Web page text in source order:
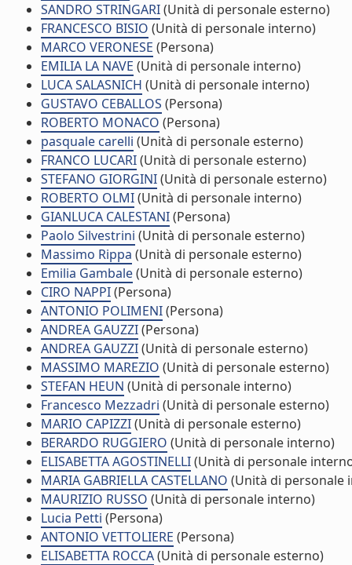
SANDRO STRINGARI(Unità di personale esterno)
FRANCESCO BISIO (Unità di personale interno)
MARCO VERONESE (Persona)
EMILIA LA NAVE (Unità di personale interno)
LUCA SALASNICH (Unità di personale interno)
GUSTAVO CEBALLOS (Persona)
ROBERTO MONACO (Persona)
pasquale carelli (Unità di personale esterno)
FRANCO LUCARI(Unità di personale esterno)
STEFANO GIORGINI(Unità di personale esterno)
ROBERTO OLMI(Unità di personale interno)
GIANLUCA CALESTANI(Persona)
Paolo Silvestrini (Unità di personale esterno)
Massimo Rippa (Unità di personale esterno)
Emilia Gambale(Unità di personale esterno)
CIRO NAPPI(Persona)
ANTONIO POLIMENI(Persona)
ANDREA GAUZZI(Persona)
ANDREA GAUZZI(Unità di personale esterno)
MASSIMO MAREZIO (Unità di personale esterno)
STEFAN HEUN (Unità di personale interno)
Francesco Mezzadri (Unità di personale esterno)
MARIO CAPIZZI(Unità di personale esterno)
BERARDO RUGGIERO (Unità di personale interno)
ELISABETTA AGOSTINELLI(Unità di personale
MARIA GABRIELLA CASTELLANO (Unità di personale
MAURIZIO RUSSO (Unità di personale interno)
Lucia Petti (Persona)
ANTONIO VETTOLIERE (Persona)
ELISABETTA ROCCA(Unità di personale esterno)